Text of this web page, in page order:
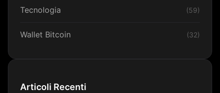
Tecnologia (59)
Wallet Bitcoin (32)
Articoli Recenti